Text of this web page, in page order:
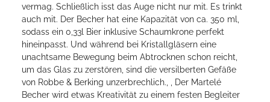
vermag. Schließlich isst das Auge nicht nur mit. Es trinkt
auch mit. Der Becher hat eine Kapazität von ca. 350 ml,
sodass ein 0,33l Bier inklusive Schaumkrone perfekt
hineinpasst. Und während bei Kristallgläsern eine
unachtsame Bewegung beim Abtrocknen schon reicht,
um das Glas zu zerstören, sind die versilberten Gefäße
von Robbe & Berking unzerbrechlich., , Der Martelé
Becher wird etwas Kreativität zu einem festen Begleiter